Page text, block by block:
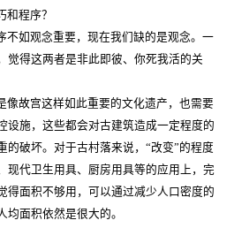
程序？
不如观念重要，现在我们缺的是观念。一
觉得这两者是非此即彼、你死我活的关
故宫这样如此重要的文化遗产，也需要
设施，这些都会对古建筑造成一定程度的
破坏。对于古村落来说，“改变”的程度
现代卫生用具、厨房用具等的应用上，完
得面积不够用，可以通过减少人口密度的
面积依然是很大的。